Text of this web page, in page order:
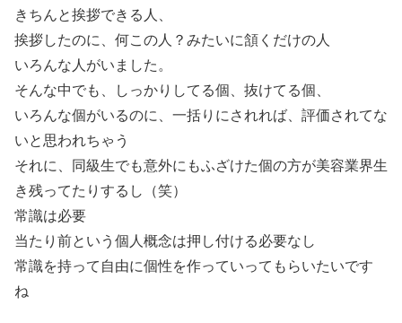
きちんと挨拶できる人、
挨拶したのに、何この人？みたいに頷くだけの人
いろんな人がいました。
そんな中でも、しっかりしてる個、抜けてる個、
いろんな個がいるのに、一括りにされれば、評価されてな
いと思われちゃう
それに、同級生でも意外にもふざけた個の方が美容業界生
き残ってたりするし（笑）
常識は必要
当たり前という個人概念は押し付ける必要なし
常識を持って自由に個性を作っていってもらいたいです
ね